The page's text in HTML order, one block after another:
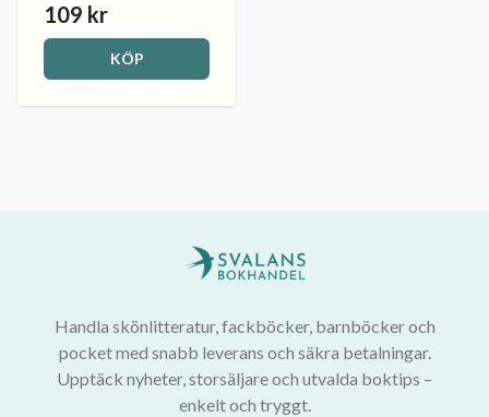
109 kr
KÖP
Handla skönlitteratur, fackböcker, barnböcker och
pocket med snabb leverans och säkra betalningar.
Upptäck nyheter, storsäljare och utvalda boktips –
enkelt och tryggt.